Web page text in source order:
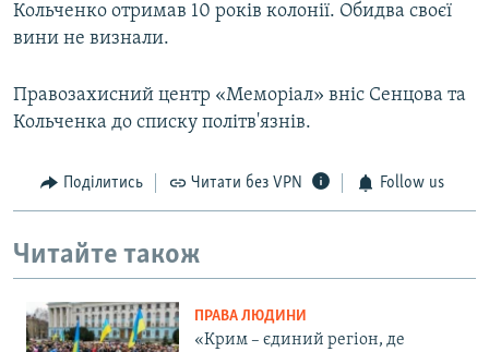
Кольченко отримав 10 років колонії. Обидва своєї
вини не визнали.
Правозахисний центр «Меморіал» вніс Сенцова та
Кольченка до списку політв'язнів.
Поділитись Читати без VPN Follow us
Читайте також
ПРАВА ЛЮДИНИ
«Крим – єдиний регіон, де